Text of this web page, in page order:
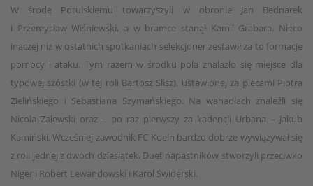
W środę Potulskiemu towarzyszyli w obronie Jan Bednarek
i Przemysław Wiśniewski, a w bramce stanął Kamil Grabara. Nieco
inaczej niż w ostatnich spotkaniach selekcjoner zestawił za to formacje
pomocy i ataku. Tym razem w środku pola znalazło się miejsce dla
typowej szóstki (w tej roli Bartosz Slisz), ustawionej za plecami Piotra
Zielińskiego i Sebastiana Szymańskiego. Na wahadłach znaleźli się
Nicola Zalewski oraz – po raz pierwszy za kadencji Urbana – Jakub
Kamiński. Wcześniej zawodnik FC Koeln bardzo dobrze wywiązywał się
z roli jednej z dwóch dziesiątek. Duet napastników stworzyli przeciwko
Nigerii Robert Lewandowski i Karol Świderski.